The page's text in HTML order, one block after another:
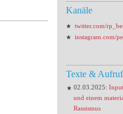
Kanäle
twitter.com/
instagram.com/
Texte &
02.03.2025:
und einem
Rassismus